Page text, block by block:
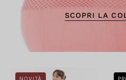
SCOPRI LA
Leggings
NOVITÀ